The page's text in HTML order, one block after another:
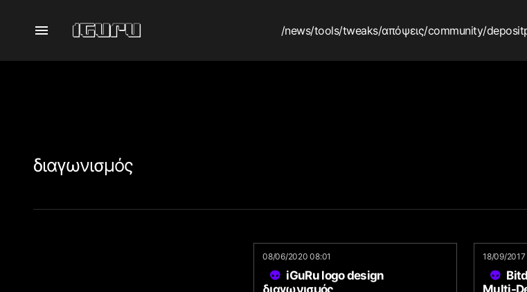
/news/tools/tweaks/απόψεις/community/
διαγωνισμός
08/06/2020 08:01
iGuRu logo design
διαγωνισμός
18/09/2017
Multi-